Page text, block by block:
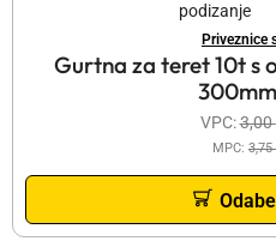
Priveznice
Gurtna za teret 10t s
VPC:3,00
MPC: 3,75